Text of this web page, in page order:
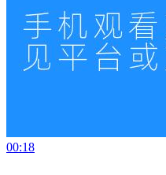
00:18